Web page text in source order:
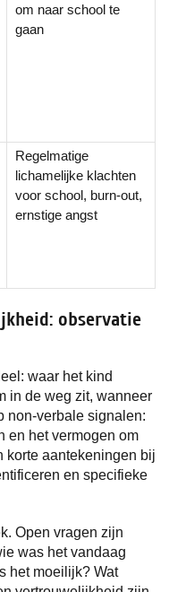
om naar school te
gaan
Regelmatige
lichamelijke klachten
voor school, burn-out,
ernstige angst
observatie
waar het kind
in de weg zit, wanneer
non-verbale signalen:
en het vermogen om
korte aantekeningen bij
en specifieke
Open vragen zijn
was het vandaag
het moeilijk? Wat